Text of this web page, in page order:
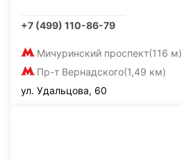
+7 (499) 110-86-79
Мичуринский проспект(116 м)
Пр-т Вернадского(1,49 км)
ул. Удальцова, 60